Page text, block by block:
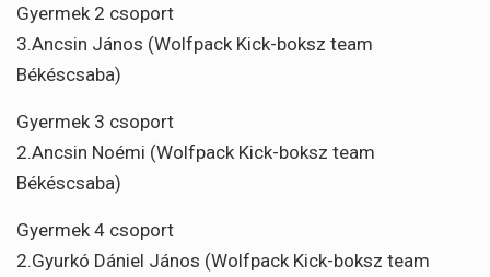
Gyermek 2 csoport
3.Ancsin János (Wolfpack Kick-boksz team
Békéscsaba)
Gyermek 3 csoport
2.Ancsin Noémi (Wolfpack Kick-boksz team
Békéscsaba)
Gyermek 4 csoport
2.Gyurkó Dániel János (Wolfpack Kick-boksz team